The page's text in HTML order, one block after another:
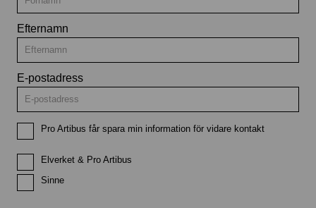
Efternamn
E-postadress
Pro Artibus får spara min information för vidare kontakt
Elverket & Pro Artibus
Sinne